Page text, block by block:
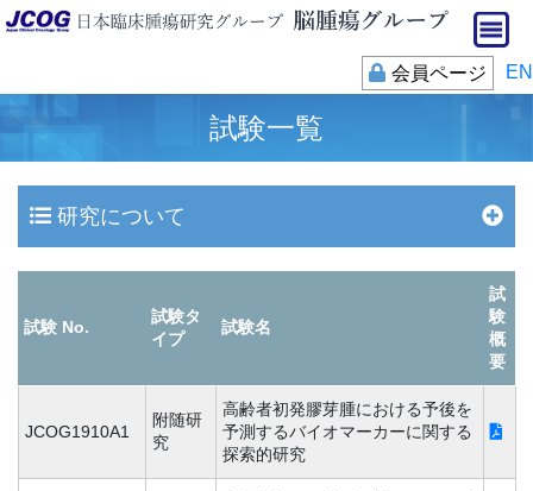
EN
会員ページ
試験一覧
研究について
試験 No.
試験タ
イプ
試験名
試
験
概
要
JCOG1910A1
附随研
究
高齢者初発膠芽腫における予後を
予測するバイオマーカーに関する
探索的研究